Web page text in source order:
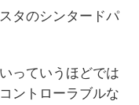
タのシンタードパ
っていうほどでは
ントローラブルな